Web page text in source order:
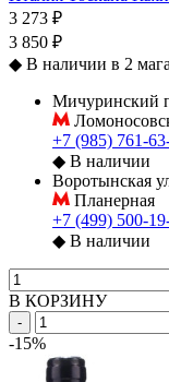
3 273 ₽
3 850 ₽
◆ В наличии в 2
Мичуринский
+7 (985) 761-
◆ В наличии
Воротынская
Планерная
+7 (499) 500-
◆ В наличии
В КОРЗИНУ
-
-15%